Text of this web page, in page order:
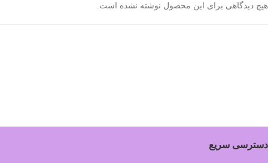
هیچ دیدگاهی برای این محصول نوشته نشده است.
دسترسی سریع